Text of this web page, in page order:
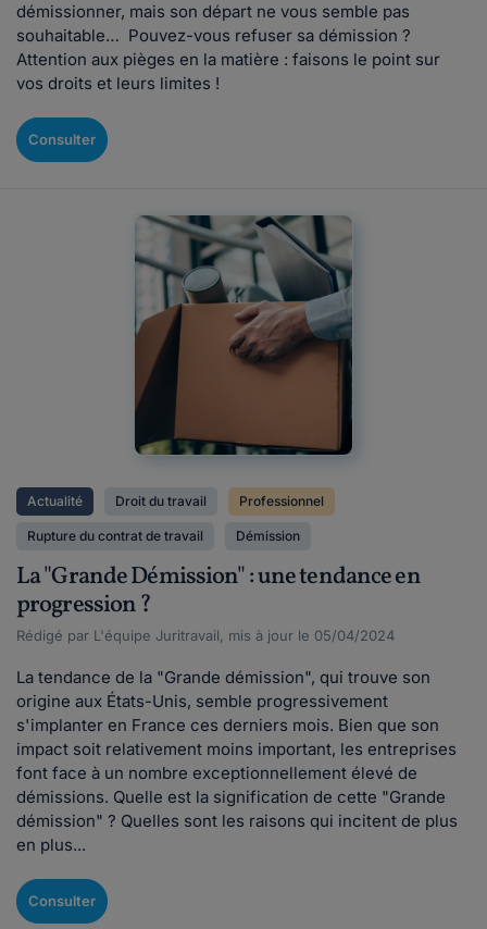
démissionner, mais son départ ne vous semble pas
souhaitable… Pouvez-vous refuser sa démission ?
Attention aux pièges en la matière : faisons le point sur
vos droits et leurs limites !
Consulter
Actualité Droit du travail Professionnel
Rupture du contrat de travail Démission
La "Grande Démission" : une tendance en
progression ?
Rédigé par L'équipe Juritravail, mis à jour le 05/04/2024
La tendance de la "Grande démission", qui trouve son
origine aux États-Unis, semble progressivement
s'implanter en France ces derniers mois. Bien que son
impact soit relativement moins important, les entreprises
font face à un nombre exceptionnellement élevé de
démissions. Quelle est la signification de cette "Grande
démission" ? Quelles sont les raisons qui incitent de plus
en plus...
Consulter